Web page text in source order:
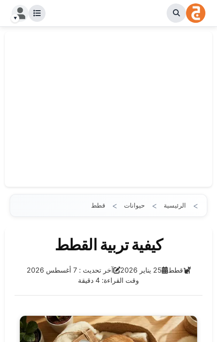
قطط حيوانات الرئيسية
كيفية تربية القطط
الفئة:قططتاريخ النشر:
25 يناير 2026 آخر تحديث:
آخر تحديث : 7 أغسطس 2026
وقت القراءة: 4 دقيقة